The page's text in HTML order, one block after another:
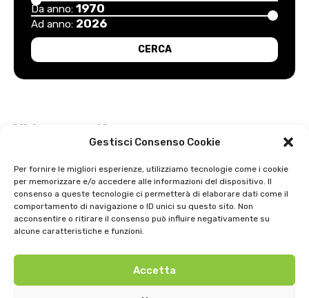
Gestisci Consenso Cookie
Per fornire le migliori esperienze, utilizziamo tecnologie come i cookie
per memorizzare e/o accedere alle informazioni del dispositivo. Il
consenso a queste tecnologie ci permetterà di elaborare dati come il
comportamento di navigazione o ID unici su questo sito. Non
acconsentire o ritirare il consenso può influire negativamente su
alcune caratteristiche e funzioni.
Accetta
Da anno: 1970
Ad anno: 2026
Video recenti
Intervista a Gian Antonio Stella su “L’orda” di Luigi Bardelli 2002
Festa dell’ Unità PDS: interviste 1991